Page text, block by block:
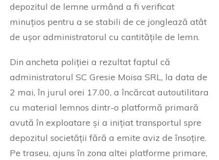
depozitul de lemne urmând a fi verificat
minuțios pentru a se stabili de ce jonglează atât
de ușor administratorul cu cantitățile de lemn.
Din ancheta poliției a rezultat faptul că
administratorul SC Gresie Moisa SRL, la data de
2 mai, în jurul orei 17.00, a încărcat autoutilitara
cu material lemnos dintr-o platformă primară
avută în exploatare și a inițiat transportul spre
depozitul societății fără a emite aviz de însoțire.
Pe traseu, ajuns în zona altei platforme primare,